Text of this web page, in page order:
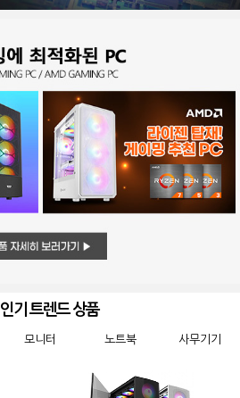
인기 트렌드 상품
모니터 노트북 사무기기